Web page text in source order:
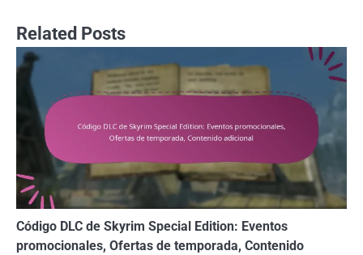
Related Posts
Código DLC de Skyrim Special Edition: Eventos
promocionales, Ofertas de temporada, Contenido